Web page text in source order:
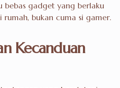
gadget yang berlaku
bukan cuma si gamer.
Kecanduan